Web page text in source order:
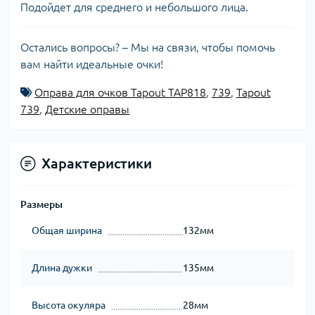
Подойдет для среднего и небольшого лица.
Остались вопросы? – Мы на связи, чтобы помочь
вам найти идеальные очки!
Оправа для очков Tapout TAP818, 739, Tapout
739, Детские оправы
Характеристики
Размеры
Общая ширина 132мм
Длина дужки 135мм
Высота окуляра 28мм